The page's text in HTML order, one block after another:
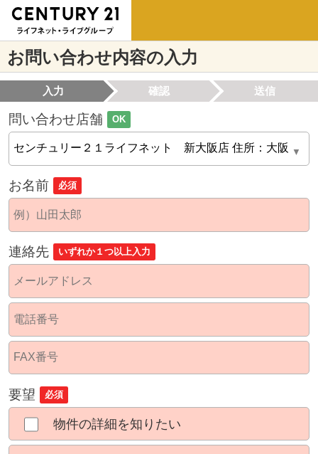
お問い合わせ内容の入力
入力 確認 送信
問い合わせ店舗 OK
お名前 必須
連絡先 いずれか１つ以上入力
要望 必須
物件の詳細を知りたい